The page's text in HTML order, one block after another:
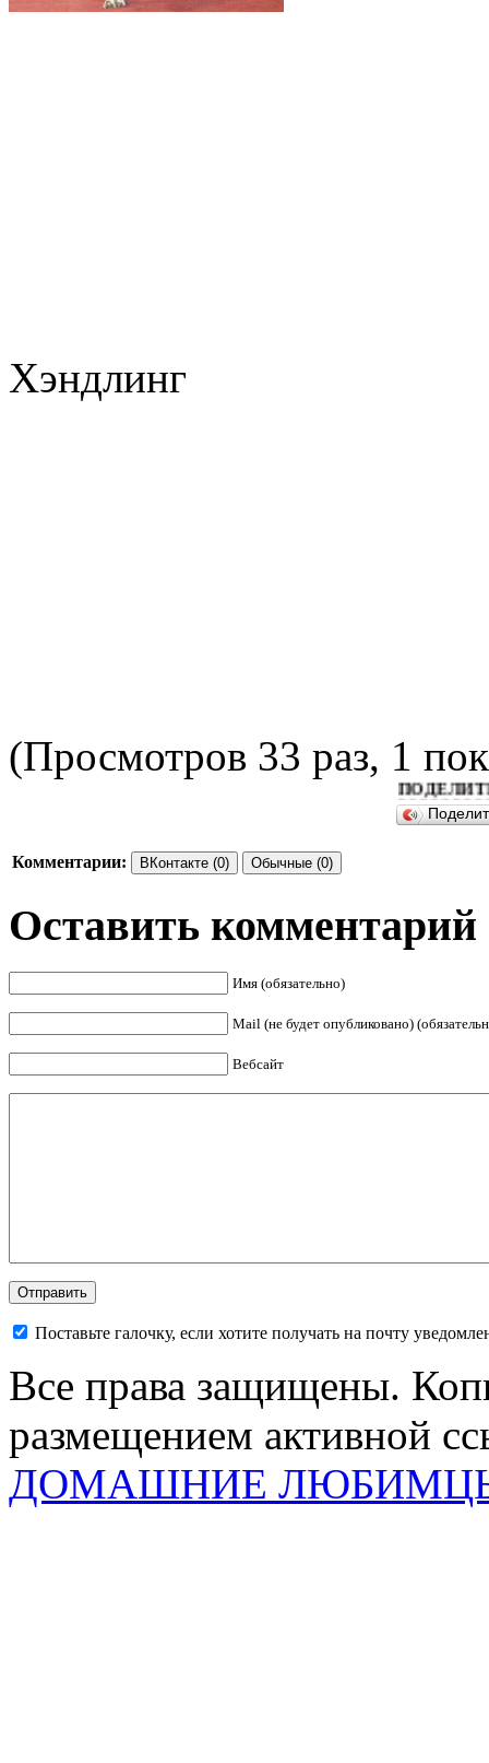
Хэндлинг
(Просмотров 33 раз, 1
ПОДЕЛИТЕСЬ
Комментарии: ВКонтакте (0) Обычные (0)
Оставить комментарий
Имя (обязательно)
Mail (не будет опубликовано)
Вебсайт
Поставьте галочку, если хотите получать на почту
Все права защищены.
размещением активной
ДОМАШНИЕ